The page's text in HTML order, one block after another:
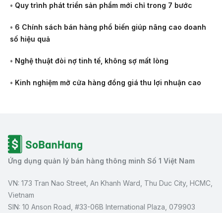
• Quy trình phát triển sản phẩm mới chỉ trong 7 bước
• 6 Chính sách bán hàng phổ biến giúp nâng cao doanh
số hiệu quả
• Nghệ thuật đòi nợ tinh tế, không sợ mất lòng
• Kinh nghiệm mở cửa hàng đồng giá thu lợi nhuận cao
Ứng dụng quản lý bán hàng thông minh Số 1 Việt Nam
VN: 173 Tran Nao Street, An Khanh Ward, Thu Duc City, HCMC,
Vietnam
SIN: 10 Anson Road, #33-06B International Plaza, 079903